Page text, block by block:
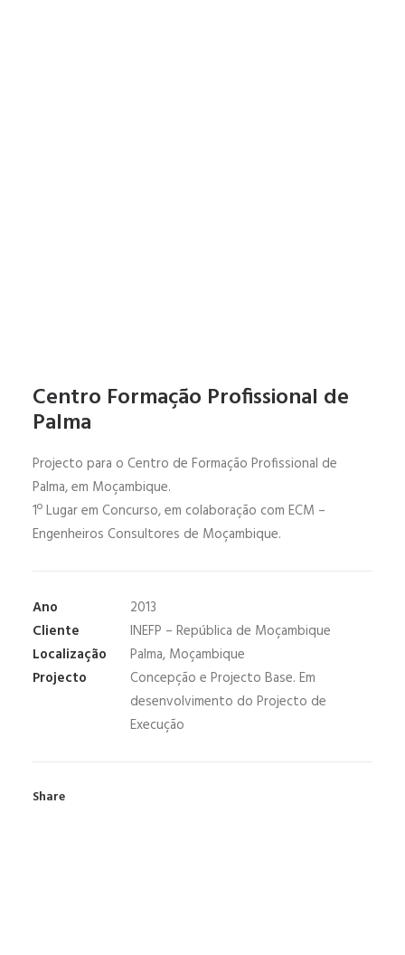
Centro Formação Profissional de
Palma
Projecto para o Centro de Formação Profissional de
Palma, em Moçambique.
1º Lugar em Concurso, em colaboração com ECM –
Engenheiros Consultores de Moçambique.
Ano
2013
Cliente
INEFP – República de Moçambique
Localização
Palma, Moçambique
Projecto
Concepção e Projecto Base. Em
desenvolvimento do Projecto de
Execução
Share